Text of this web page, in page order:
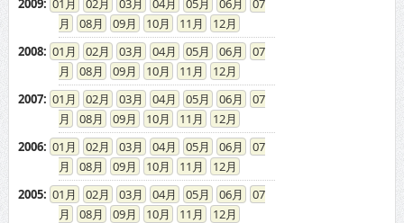
求人広告の説明
免責事項
特商法に基づく表示
プライバシーポリシー
ドカント発インフォメーション
求人情報掲載について